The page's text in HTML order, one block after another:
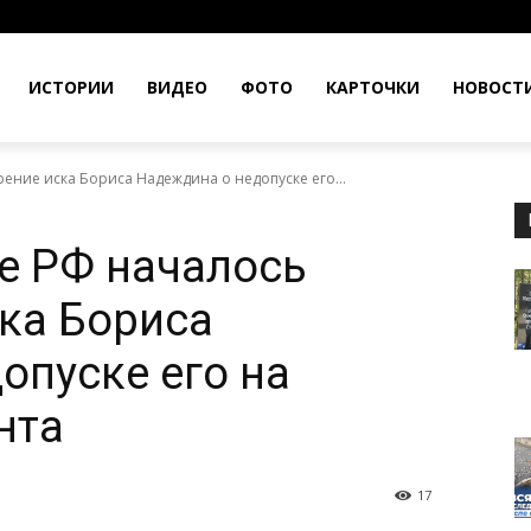
ИСТОРИИ ВИДЕО ФОТО КАРТОЧКИ
иска Бориса Надеждина о недопуске его...
РФ началось
Бориса
его на
17